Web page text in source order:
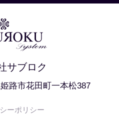
サブロク
路市花田町一本松387
ーポリシー